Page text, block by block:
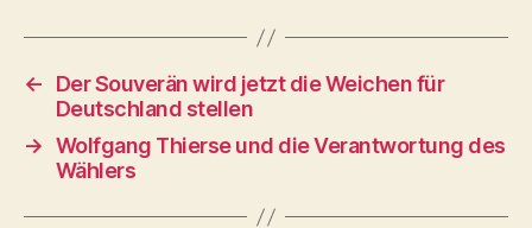
←
Der Souverän wird jetzt die Weichen für
Deutschland stellen
→ Wolfgang Thierse und die Verantwortung des
Wählers